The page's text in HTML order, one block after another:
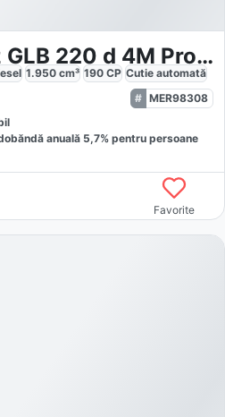
Mercedes-Benz GLB 220 d 4M Progressive LED 360° MBUX HighEnd-P
1.950 cm³ 190 CP Cutie automată
MER98308
anuală 5,7% pentru persoane
Favorite